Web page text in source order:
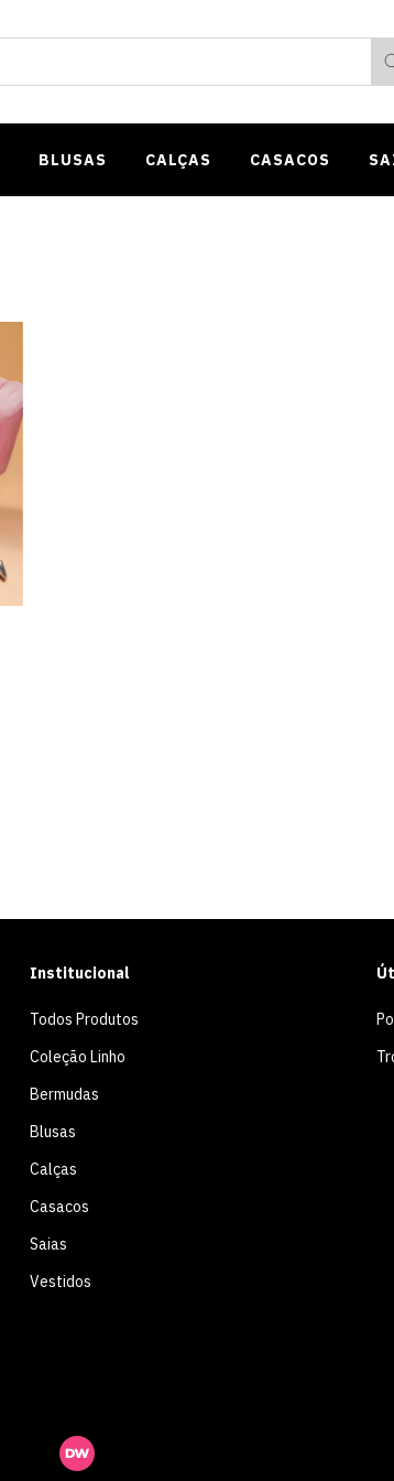
BLUSAS CALÇAS CASACOS
Institucional
Todos Produtos
Coleção Linho
Bermudas
Blusas
Calças
Casacos
Saias
Vestidos